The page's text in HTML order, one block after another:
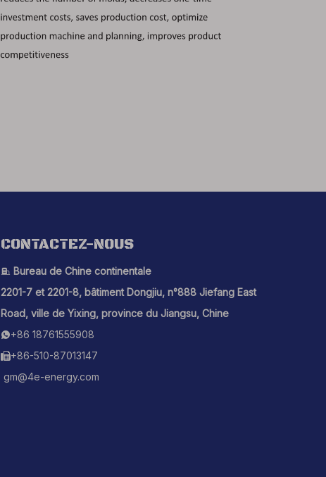
CONTACTEZ-NOUS
 Bureau de Chine continentale
2201-7 et 2201-8, bâtiment Dongjiu, n°888 Jiefang East
Road, ville de Yixing, province du Jiangsu, Chine
+86 18761555908
+86-510-87013147
gm@4e-energy.com